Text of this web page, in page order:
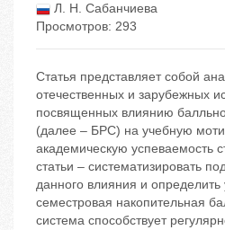
Л. Н. Сабанчиева
Просмотров: 293
Статья представляет собой
отечественных и зарубежных
посвященных влиянию
(далее – БРС) на учебную
академическую успеваемость
статьи – систематизировать
данного влияния и
семестровая накопительная
система способствует